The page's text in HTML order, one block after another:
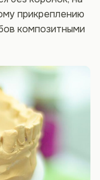
прикреплению
композитными